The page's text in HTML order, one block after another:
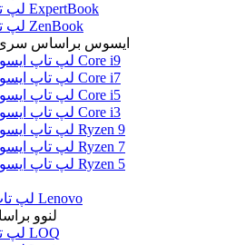
لپ تاپ ExpertBook
لپ تاپ ZenBook
ایسوس براساس سری
لپ تاپ ایسوس Core i9
لپ تاپ ایسوس Core i7
لپ تاپ ایسوس Core i5
لپ تاپ ایسوس Core i3
لپ تاپ ایسوس Ryzen 9
لپ تاپ ایسوس Ryzen 7
لپ تاپ ایسوس Ryzen 5
لپ تاپ گیمینگ Lenovo
لنوو
لپ تاپ LOQ